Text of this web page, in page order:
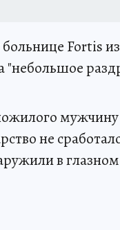
Fortis
не
в